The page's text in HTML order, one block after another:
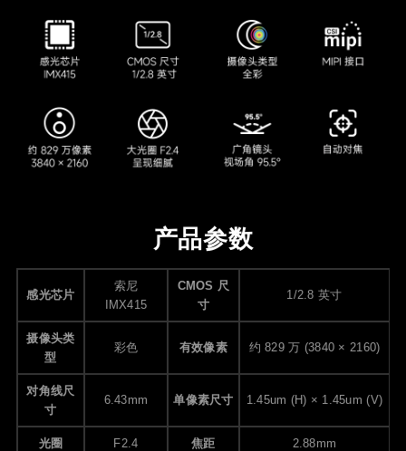
产品参数
感光芯片
索尼
IMX415
CMOS 尺
寸
1/2.8 英寸
摄像头类
型
彩色 有效像素 约 829 万 (3840 × 2160)
对角线尺
寸
6.43mm 单像素尺寸 1.45um (H) × 1.45um (V)
光圈 F2.4 焦距 2.88mm